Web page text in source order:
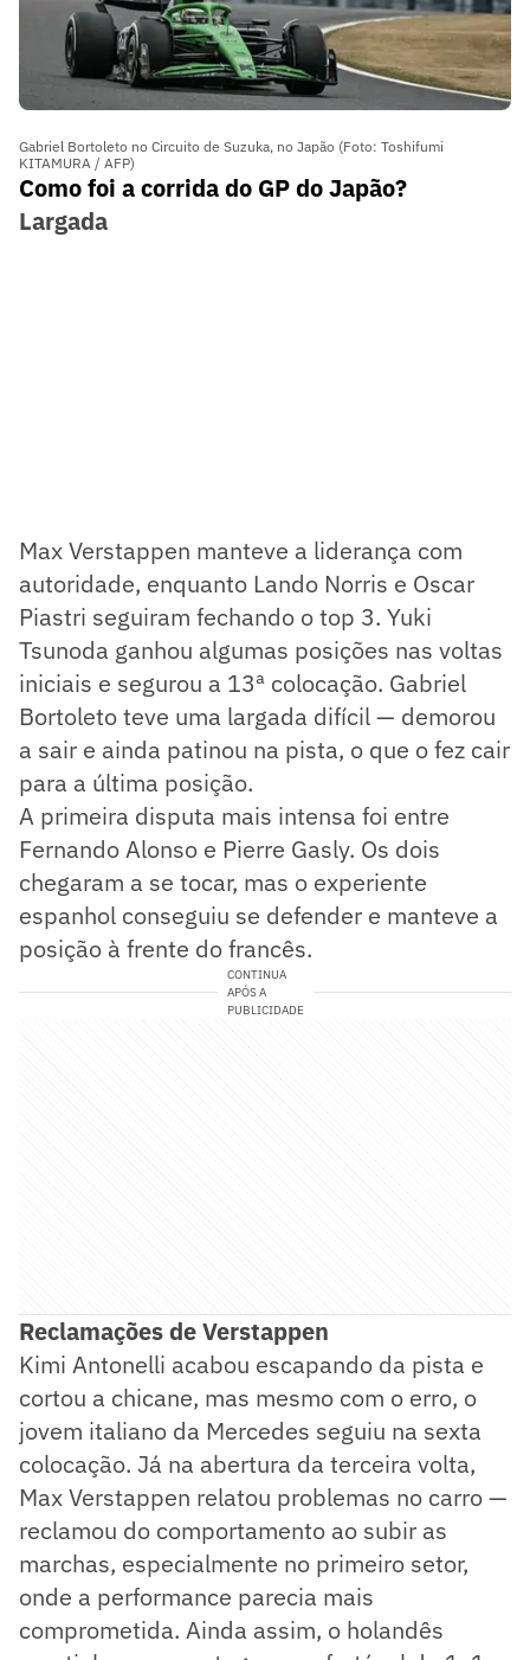
Gabriel Bortoleto no Circuito de Suzuka, no Japão (Foto: Toshifumi
KITAMURA / AFP)
Como foi a corrida do GP do Japão?
Largada
Max Verstappen manteve a liderança com
autoridade, enquanto Lando Norris e Oscar
Piastri seguiram fechando o top 3. Yuki
Tsunoda ganhou algumas posições nas voltas
iniciais e segurou a 13ª colocação. Gabriel
Bortoleto teve uma largada difícil — demorou
a sair e ainda patinou na pista, o que o fez cair
para a última posição.
A primeira disputa mais intensa foi entre
Fernando Alonso e Pierre Gasly. Os dois
chegaram a se tocar, mas o experiente
espanhol conseguiu se defender e manteve a
posição à frente do francês.
CONTINUA
APÓS A
PUBLICIDADE
Reclamações de Verstappen
Kimi Antonelli acabou escapando da pista e
cortou a chicane, mas mesmo com o erro, o
jovem italiano da Mercedes seguiu na sexta
colocação. Já na abertura da terceira volta,
Max Verstappen relatou problemas no carro —
reclamou do comportamento ao subir as
marchas, especialmente no primeiro setor,
onde a performance parecia mais
comprometida. Ainda assim, o holandês